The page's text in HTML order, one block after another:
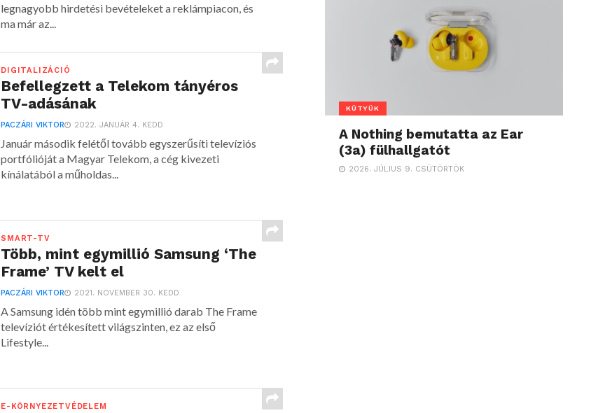
legnagyobb hirdetési bevételeket a reklámpiacon, és
ma már az...
DIGITALIZÁCIÓ
Befellegzett a Telekom tányéros
TV-adásának
PACZÁRI VIKTOR 2022. JANUÁR 4. KEDD
Január második felétől tovább egyszerűsíti televíziós
portfólióját a Magyar Telekom, a cég kivezeti
kínálatából a műholdas...
SMART-TV
Több, mint egymillió Samsung ‘The
Frame’ TV kelt el
PACZÁRI VIKTOR 2021. NOVEMBER 30. KEDD
A Samsung idén több mint egymillió darab The Frame
televíziót értékesített világszinten, ez az első
Lifestyle...
E-KÖRNYEZETVÉDELEM
KÜTYÜK
A Nothing bemutatta az Ear
(3a) fülhallgatót
2026. JÚLIUS 9. CSÜTÖRTÖK